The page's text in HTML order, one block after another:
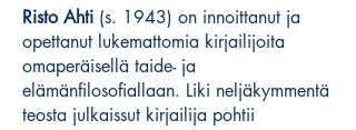
Risto Ahti (s. 1943) on innoittanut ja
opettanut lukemattomia kirjailijoita
omaperäisellä taide- ja
elämänfilosofiallaan. Liki neljäkymmentä
teosta julkaissut kirjailija pohtii